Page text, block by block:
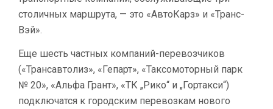
столичных маршрута, — это «АвтоКарз» и «Транс-
Вэй».
Еще шесть частных компаний-перевозчиков
(«Трансавтолиз», «Гепарт», «Таксомоторный парк
№ 20», «Альфа Грант», «ТК „Рико“ и „Гортакси“)
подключатся к городским перевозкам нового